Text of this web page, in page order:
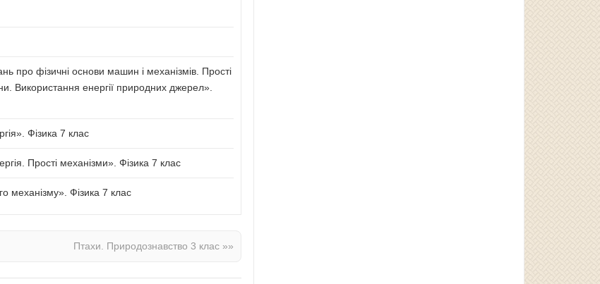
про фізичні основи машин і механізмів. Прості
Використання енергії природних джерел».
Фізика 7 клас
Прості механізми». Фізика 7 клас
механізму». Фізика 7 клас
Птахи. Природознавство 3 клас »»